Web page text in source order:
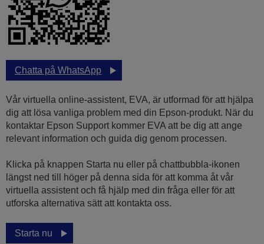
Chatta på WhatsApp
Vår virtuella online-assistent, EVA, är utformad för att hjälpa
dig att lösa vanliga problem med din Epson-produkt. När du
kontaktar Epson Support kommer EVA att be dig att ange
relevant information och guida dig genom processen.
Klicka på knappen Starta nu eller på chattbubbla-ikonen
längst ned till höger på denna sida för att komma åt vår
virtuella assistent och få hjälp med din fråga eller för att
utforska alternativa sätt att kontakta oss.
Starta nu